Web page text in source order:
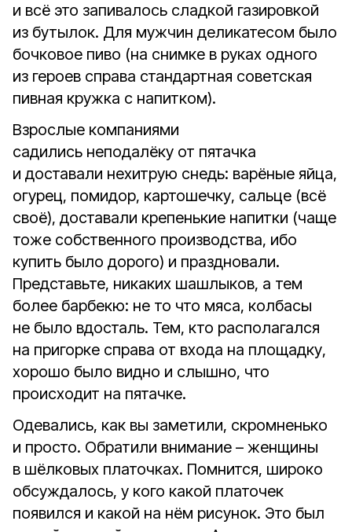
и всё это запивалось сладкой газировкой
из бутылок. Для мужчин деликатесом было
бочковое пиво (на снимке в руках одного
из героев справа стандартная советская
пивная кружка с напитком).
Взрослые компаниями
садились неподалёку от пятачка
и доставали нехитрую снедь: варёные яйца,
огурец, помидор, картошечку, сальце (всё
своё), доставали крепенькие напитки (чаще
тоже собственного производства, ибо
купить было дорого) и праздновали.
Представьте, никаких шашлыков, а тем
более барбекю: не то что мяса, колбасы
не было вдосталь. Тем, кто располагался
на пригорке справа от входа на площадку,
хорошо было видно и слышно, что
происходит на пятачке.
Одевались, как вы заметили, скромненько
и просто. Обратили внимание – женщины
в шёлковых платочках. Помнится, широко
обсуждалось, у кого какой платочек
появился и какой на нём рисунок. Это был